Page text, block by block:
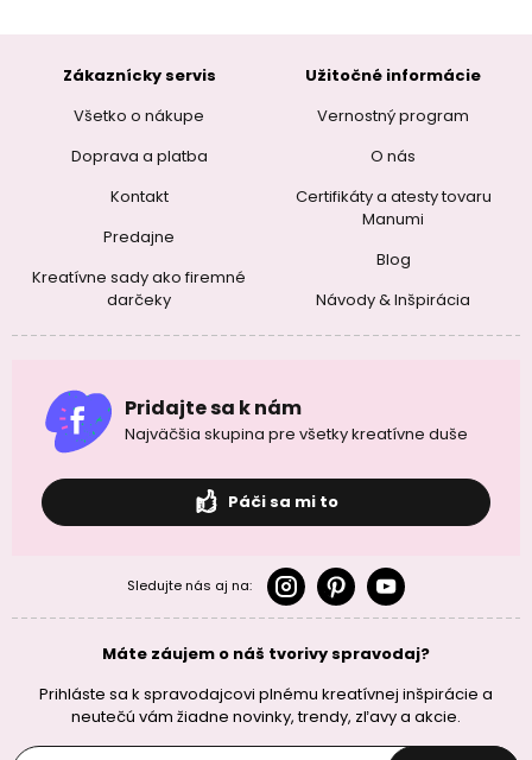
Zákaznícky servis
Všetko o nákupe
Doprava a platba
Kontakt
Predajne
Kreatívne sady ako firemné
darčeky
Užitočné informácie
Vernostný program
O nás
Certifikáty a atesty tovaru
Manumi
Blog
Návody & Inšpirácia
Pridajte sa k nám
Najväčšia skupina pre všetky kreatívne duše
Páči sa mi to
Sledujte nás aj na:
Máte záujem o náš tvorivy spravodaj?
Prihláste sa k spravodajcovi plnému kreatívnej inšpirácie a
neutečú vám žiadne novinky, trendy, zľavy a akcie.